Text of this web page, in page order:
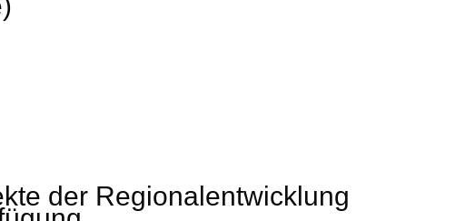
der Regionalentwicklung